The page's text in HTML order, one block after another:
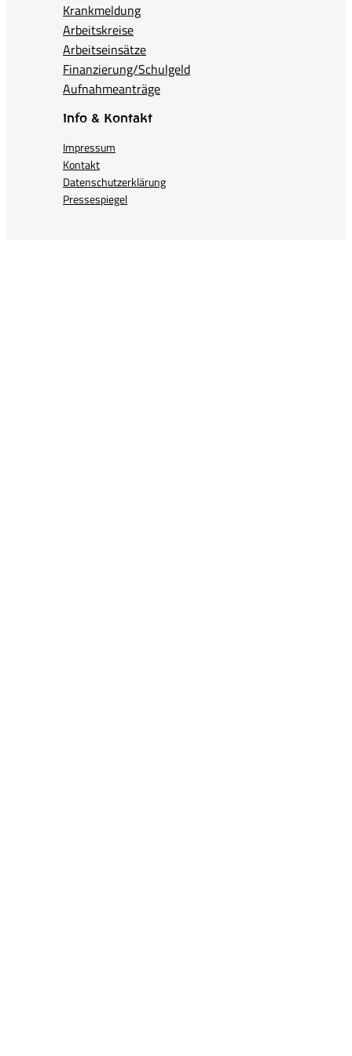
Krankmeldung
Arbeitskreise
Arbeitseinsätze
Finanzierung/Schulgeld
Aufnahmeanträge
Info & Kontakt
Impressum
Kontakt
Datenschutzerklärung
Pressespiegel